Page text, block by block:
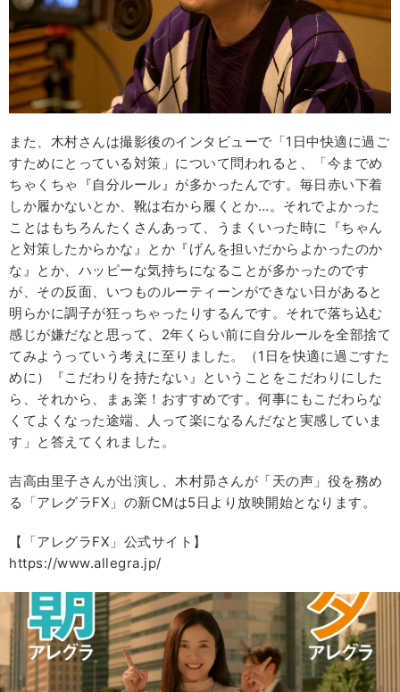
また、木村さんは撮影後のインタビューで「1日中快適に過ご
すためにとっている対策」について問われると、「今までめ
ちゃくちゃ『自分ルール』が多かったんです。毎日赤い下着
しか履かないとか、靴は右から履くとか…。それでよかった
ことはもちろんたくさんあって、うまくいった時に『ちゃん
と対策したからかな』とか『げんを担いだからよかったのか
な』とか、ハッピーな気持ちになることが多かったのです
が、その反面、いつものルーティーンができない日があると
明らかに調子が狂っちゃったりするんです。それで落ち込む
感じが嫌だなと思って、2年くらい前に自分ルールを全部捨て
てみようっていう考えに至りました。（1日を快適に過ごすた
めに）『こだわりを持たない』ということをこだわりにした
ら、それから、まぁ楽！おすすめです。何事にもこだわらな
くてよくなった途端、人って楽になるんだなと実感していま
す」と答えてくれました。
吉高由里子さんが出演し、木村昴さんが「天の声」役を務め
る「アレグラFX」の新CMは5日より放映開始となります。
【「アレグラFX」公式サイト】
https://www.allegra.jp/